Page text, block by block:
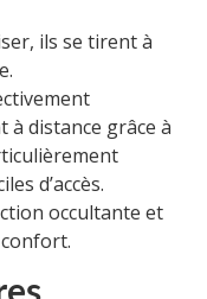
ils se tirent à
à distance grâce à
d’accès.
occultante et